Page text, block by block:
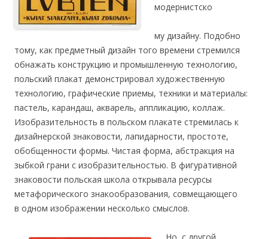
модернистско
му дизайну. Подобно
тому, как предметный дизайн того времени стремился
обнажать конструкцию и промышленную технологию,
польский плакат демонстрировал художественную
технологию, графические приемы, техники и материалы:
пастель, карандаш, акварель, аппликацию, коллаж.
Изобразительность в польском плакате стремилась к
дизайнерской знаковости, лапидарности, простоте,
обобщенности формы. Чистая форма, абстракция на
зыбкой грани с изобразительностью. В фигуративной
знаковости польская школа открывала ресурсы
метафорического знакообразования, совмещающего
в одном изображении несколько смыслов.